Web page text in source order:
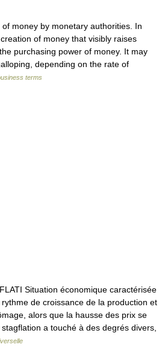
money by monetary authorities. In
of money that visibly raises
purchasing power of money. It may
depending on the rate of
terms
Situation économique caractérisée
de croissance de la production et
alors que la hausse des prix se
a touché à des degrés divers,